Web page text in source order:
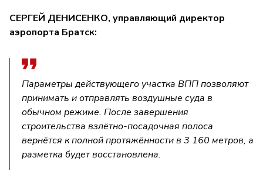
СЕРГЕЙ ДЕНИСЕНКО, управляющий директор
аэропорта Братск:
Параметры действующего участка ВПП позволяют
принимать и отправлять воздушные суда в
обычном режиме. После завершения
строительства взлётно-посадочная полоса
вернётся к полной протяжённости в 3 160 метров, а
разметка будет восстановлена.